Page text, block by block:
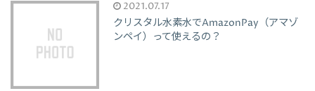
2021.07.17
クリスタル水素水でAmazonPay（アマゾ
ンペイ）って使えるの？